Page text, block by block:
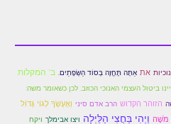
את אַתָּה תֶּחֱזֶה בְּסוֹד הַשְּׂפָתַיִם. ב' המקלות
ביטול העצמי האנוכי הכוזב. לכן כשאומר משה:
הזוהר הקדוש הרב אדם סיני וְאֶעֶשְׂךָ לְגוֹי גָּדוֹל
מֹשֶׁה וַיְהִי בַּחֲצִי הַלַּיְלָה ויצו אבימלך ויקח